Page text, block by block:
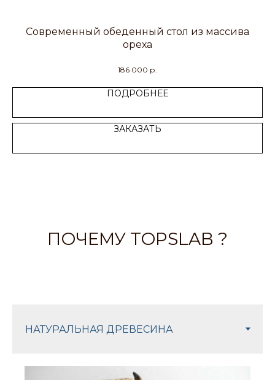
Современный обеденный стол из массива
ореха
186 000 р.
ПОДРОБНЕЕ
ЗАКАЗАТЬ
ПОЧЕМУ TOPSLAB ?